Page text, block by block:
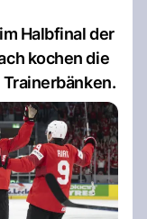
Halbfinal der
kochen die